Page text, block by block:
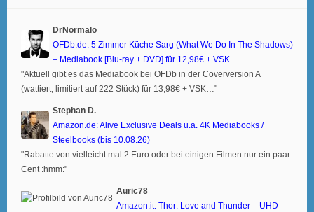
DrNormalo
OFDb.de: 5 Zimmer Küche Sarg (What We Do In The Shadows)
– Mediabook [Blu-ray + DVD] für 12,98€ + VSK
"Aktuell gibt es das Mediabook bei OFDb in der Coverversion A
(wattiert, limitiert auf 222 Stück) für 13,98€ + VSK…"
Stephan D.
Amazon.de: Alive Exclusive Deals u.a. 4K Mediabooks /
Steelbooks (bis 10.08.26)
"Rabatte von vielleicht mal 2 Euro oder bei einigen Filmen nur ein paar
Cent :hmm:"
Auric78
Amazon.it: Thor: Love and Thunder – UHD